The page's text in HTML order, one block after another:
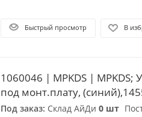
Быстрый просмотр В
1060046 | MPKDS |
под монт.плату,
Под заказ: Склад АйДи 0 шт